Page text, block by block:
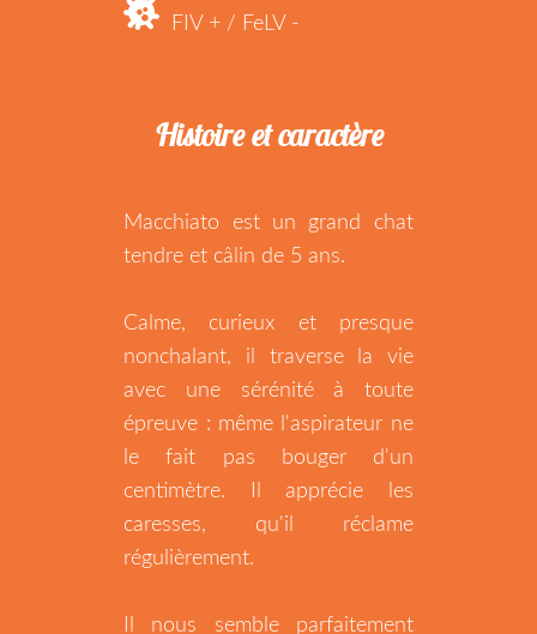
FIV + / FeLV -
Histoire et caractère
Macchiato est un grand chat
tendre et câlin de 5 ans.
Calme, curieux et presque
nonchalant, il traverse la vie
avec une sérénité à toute
épreuve : même l'aspirateur ne
le fait pas bouger d'un
centimètre. Il apprécie les
caresses, qu'il réclame
régulièrement.
Il nous semble parfaitement